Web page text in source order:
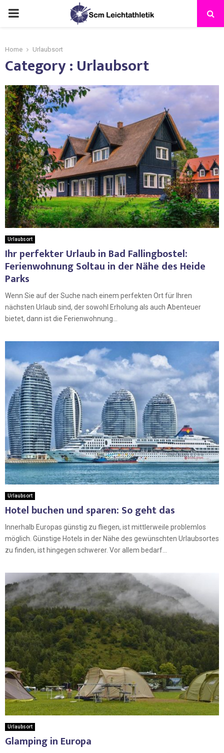
Home Urlaubsort
Category : Urlaubsort
Urlaubsort
Ihr perfekter Urlaub in Bad Fallingbostel:
Ferienwohnung Soltau in der Nähe des Heide
Parks
Wenn Sie auf der Suche nach einem perfekten Ort für Ihren
nächsten Urlaub sind, der sowohl Erholung als auch Abenteuer
bietet, dann ist die Ferienwohnung...
Urlaubsort
Hotel buchen und sparen: So geht das
Innerhalb Europas günstig zu fliegen, ist mittlerweile problemlos
möglich. Günstige Hotels in der Nähe des gewünschten Urlaubsortes
zu finden, ist hingegen schwerer. Vor allem bedarf...
Urlaubsort
Glamping in Europa